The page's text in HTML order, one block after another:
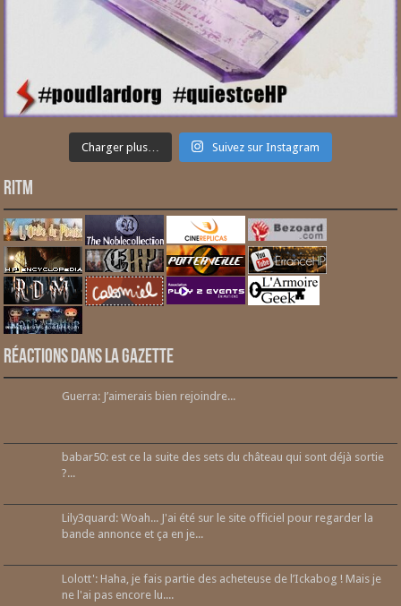
Charger plus… Suivez sur Instagram
RITM
Réactions dans la gazette
Guerra: J’aimerais bien rejoindre...
babar50: est ce la suite des sets du château qui sont déjà sortie
?...
Lily3quard: Woah... J'ai été sur le site officiel pour regarder la
bande annonce et ça en je...
Lolott': Haha, je fais partie des acheteuse de l’Ickabog ! Mais je
ne l'ai pas encore lu....